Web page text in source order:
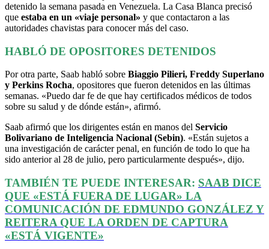
detenido la semana pasada en Venezuela. La Casa Blanca precisó
que estaba en un «viaje personal» y que contactaron a las
autoridades chavistas para conocer más del caso.
HABLÓ DE OPOSITORES DETENIDOS
Por otra parte, Saab habló sobre Biaggio Pilieri, Freddy Superlano
y Perkins Rocha, opositores que fueron detenidos en las últimas
semanas. «Puedo dar fe de que hay certificados médicos de todos
sobre su salud y de dónde están», afirmó.
Saab afirmó que los dirigentes están en manos del Servicio
Bolivariano de Inteligencia Nacional (Sebin). «Están sujetos a
una investigación de carácter penal, en función de todo lo que ha
sido anterior al 28 de julio, pero particularmente después», dijo.
TAMBIÉN TE PUEDE INTERESAR: SAAB DICE
QUE «ESTÁ FUERA DE LUGAR» LA
COMUNICACIÓN DE EDMUNDO GONZÁLEZ Y
REITERA QUE LA ORDEN DE CAPTURA
«ESTÁ VIGENTE»